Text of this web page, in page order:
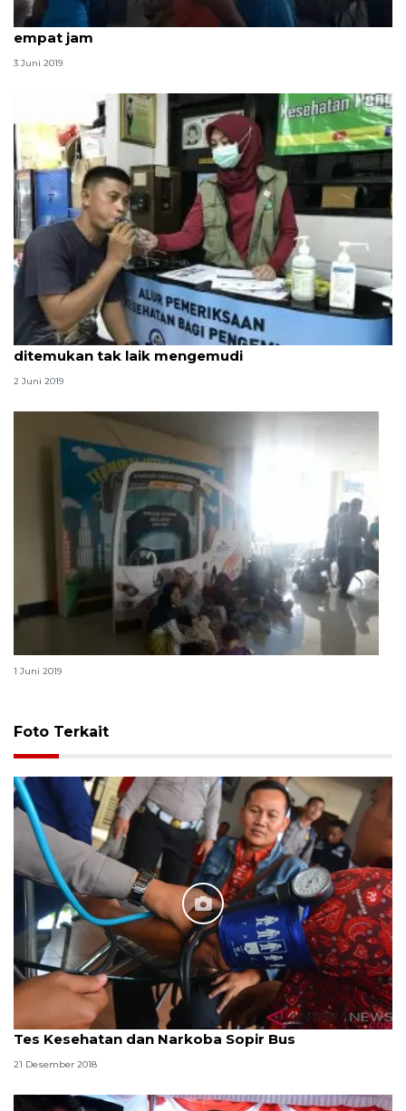
Sopir bus pemudik diingatkan beristirahat setiap
empat jam
3 Juni 2019
Beberapa sopir bus di Terminal Kalideres
ditemukan tak laik mengemudi
2 Juni 2019
Dinkes Depok periksa kesehatan sopir bus mudik
1 Juni 2019
Foto Terkait
Tes Kesehatan dan Narkoba Sopir Bus
21 Desember 2018